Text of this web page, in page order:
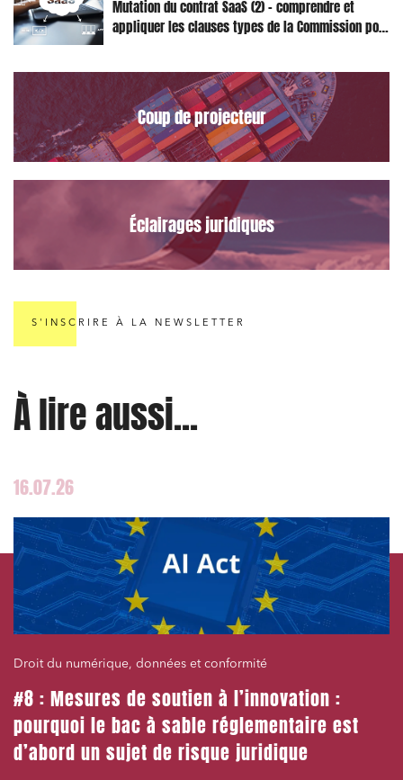
Mutation du contrat SaaS (2) – comprendre et
appliquer les clauses types de la Commission pour
Coup de projecteur
Éclairages juridiques
S'INSCRIRE À LA NEWSLETTER
À lire aussi...
16.07.26
Droit du numérique, données et conformité
#8 : Mesures de soutien à l’innovation :
pourquoi le bac à sable réglementaire est
d’abord un sujet de risque juridique